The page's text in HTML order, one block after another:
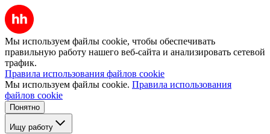
Мы используем файлы cookie, чтобы обеспечивать
правильную работу нашего веб-сайта и анализировать сетевой
трафик.
Правила использования файлов cookie
Мы используем файлы cookie. Правила использования
файлов cookie
Понятно
Ищу работу